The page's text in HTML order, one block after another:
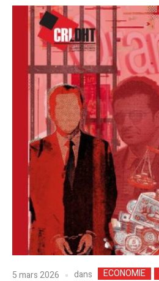
5 mars 2026 dans ECONOMIE